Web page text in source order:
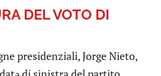
DEL VOTO DI
presidenziali, Jorge Nieto,